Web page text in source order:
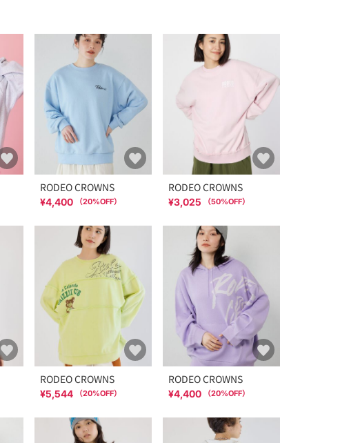
RODEO CROWNS
¥4,400 （20%OFF）
RODEO CROWNS
¥3,025 （50%OFF）
RODEO CROWNS
¥5,544 （20%OFF）
RODEO CROWNS
¥4,400 （20%OFF）